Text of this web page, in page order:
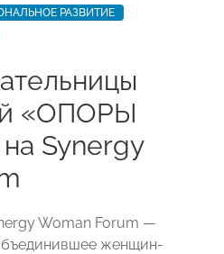
РАЗВИТИЕ
«ОПОРЫ
Synergy
Woman Forum —
женщин-